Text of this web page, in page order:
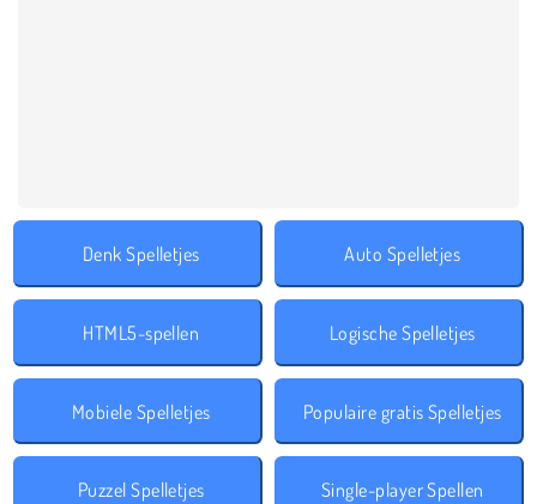
Denk Spelletjes Auto Spelletjes
HTML5-spellen Logische Spelletjes
Mobiele Spelletjes Populaire gratis Spelletjes
Puzzel Spelletjes Single-player Spellen